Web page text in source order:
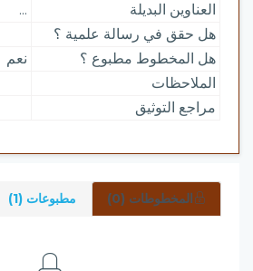
العناوين البديلة
...
هل حقق في رسالة علمية ؟
هل المخطوط مطبوع ؟
نعم
الملاحظات
مراجع التوثيق
المخطوطات (0) مطبوعات (1)